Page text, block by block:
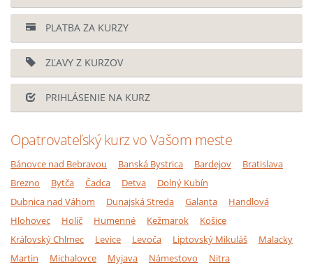
PLATBA ZA KURZY
ZĽAVY Z KURZOV
PRIHLÁSENIE NA KURZ
Opatrovateľský kurz vo Vašom meste
Bánovce nad Bebravou Banská Bystrica Bardejov
Bratislava
Brezno
Bytča Čadca Detva
Dolný Kubín
Dubnica nad Váhom
Dunajská Streda Galanta
Handlová
Hlohovec
Holíč Humenné Kežmarok
Košice
Kráľovský Chlmec
Levice Levoča Liptovský Mikuláš
Malacky
Martin
Michalovce Myjava Námestovo
Nitra